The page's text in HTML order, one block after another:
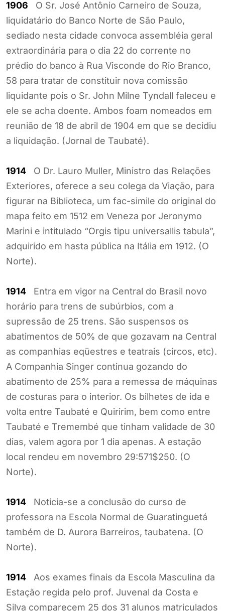
1906 O Sr. José Antônio Carneiro de Souza,
liquidatário do Banco Norte de São Paulo,
sediado nesta cidade convoca assembléia geral
extraordinária para o dia 22 do corrente no
prédio do banco à Rua Visconde do Rio Branco,
58 para tratar de constituir nova comissão
liquidante pois o Sr. John Milne Tyndall faleceu e
ele se acha doente. Ambos foam nomeados em
reunião de 18 de abril de 1904 em que se decidiu
a liquidação. (Jornal de Taubaté).
1914 O Dr. Lauro Muller, Ministro das Relações
Exteriores, oferece a seu colega da Viação, para
figurar na Biblioteca, um fac-simile do original do
mapa feito em 1512 em Veneza por Jeronymo
Marini e intitulado “Orgis tipu universallis tabula”,
adquirido em hasta pública na Itália em 1912. (O
Norte).
1914 Entra em vigor na Central do Brasil novo
horário para trens de subúrbios, com a
supressão de 25 trens. São suspensos os
abatimentos de 50% de que gozavam na Central
as companhias eqüestres e teatrais (circos, etc).
A Companhia Singer continua gozando do
abatimento de 25% para a remessa de máquinas
de costuras para o interior. Os bilhetes de ida e
volta entre Taubaté e Quiririm, bem como entre
Taubaté e Tremembé que tinham validade de 30
dias, valem agora por 1 dia apenas. A estação
local rendeu em novembro 29:571$250. (O
Norte).
1914 Noticia-se a conclusão do curso de
professora na Escola Normal de Guaratinguetá
também de D. Aurora Barreiros, taubatena. (O
Norte).
1914 Aos exames finais da Escola Masculina da
Estação regida pelo prof. Juvenal da Costa e
Silva comparecem 25 dos 31 alunos matriculados